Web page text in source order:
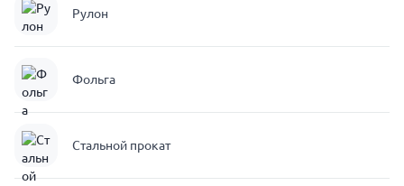
Рулон
Фольга
Стальной прокат